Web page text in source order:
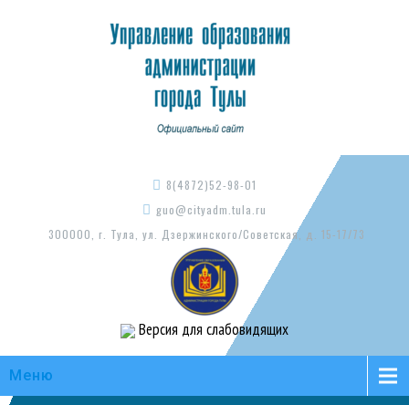
8(4872)52-98-01
guo@cityadm.tula.ru
300000, г. Тула, ул. Дзержинского/Советская, д. 15-17/73
Версия для слабовидящих
Меню